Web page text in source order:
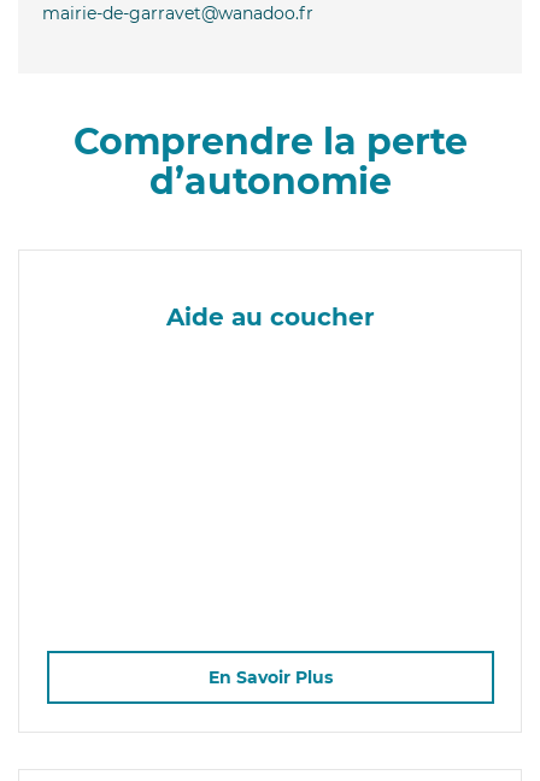
mairie-de-garravet@wanadoo.fr
Comprendre la perte
d’autonomie
Aide au coucher
En Savoir Plus